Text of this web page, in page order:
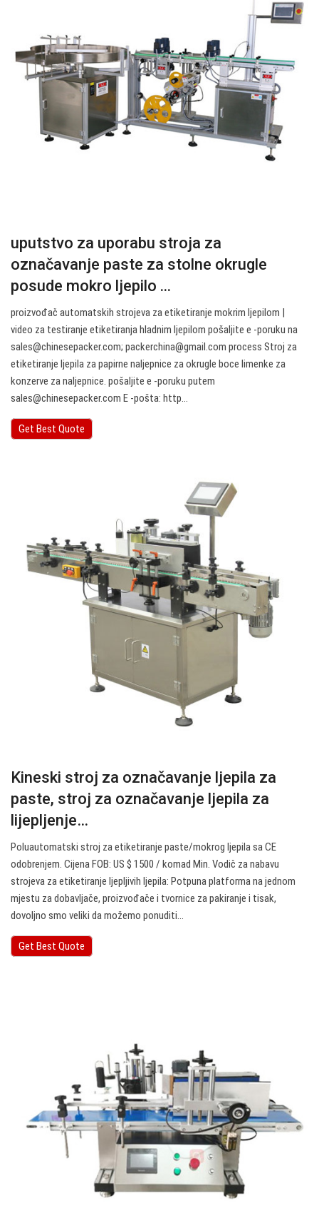
uputstvo za uporabu stroja za
označavanje paste za stolne okrugle
posude mokro ljepilo ...
proizvođač automatskih strojeva za etiketiranje mokrim ljepilom |
video za testiranje etiketiranja hladnim ljepilom pošaljite e -poruku na
sales@chinesepacker.com; packerchina@gmail.com process Stroj za
etiketiranje ljepila za papirne naljepnice za okrugle boce limenke za
konzerve za naljepnice. pošaljite e -poruku putem
sales@chinesepacker.com E -pošta: http…
Get Best Quote
Kineski stroj za označavanje ljepila za
paste, stroj za označavanje ljepila za
lijepljenje…
Poluautomatski stroj za etiketiranje paste/mokrog ljepila sa CE
odobrenjem. Cijena FOB: US $ 1500 / komad Min. Vodič za nabavu
strojeva za etiketiranje ljepljivih ljepila: Potpuna platforma na jednom
mjestu za dobavljače, proizvođače i tvornice za pakiranje i tisak,
dovoljno smo veliki da možemo ponuditi…
Get Best Quote